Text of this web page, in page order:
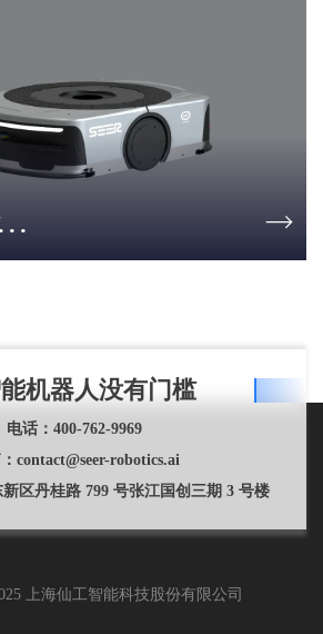
机器人没有门槛
电话： 400-762-9969
contact@seer-robotics.ai
区丹桂路 799 号张江国创三期 3 号楼
上海仙工智能科技股份有限公司